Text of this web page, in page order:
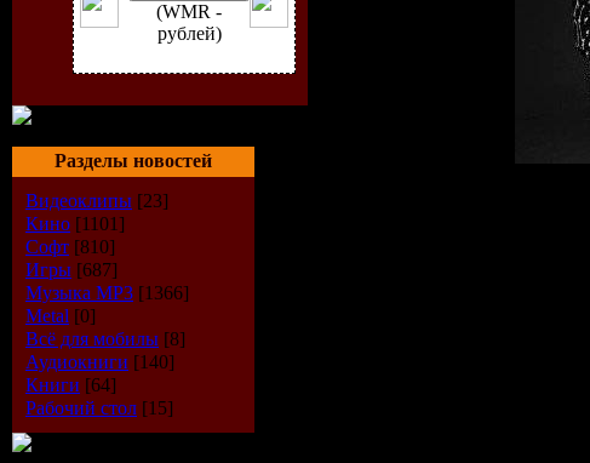
(WMR -
рублей)
Разделы новостей
Видеоклипы [23]
Кино [1101]
Софт [810]
Игры [687]
Музыка МР3 [1366]
Metal [0]
Всё для мобилы [8]
Аудиокниги [140]
Книги [64]
Рабочий стол [15]